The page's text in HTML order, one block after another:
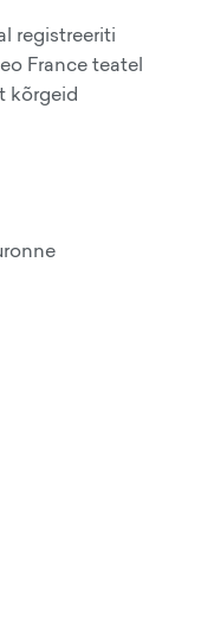
registreeriti
France teatel
kõrgeid